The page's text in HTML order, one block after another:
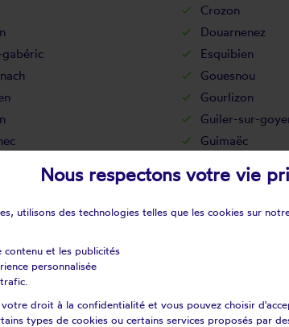
Crozon
Douarnenez
Esquibien
Gouesnou
Gourlizon
Guiler-sur-
Guimaëc
camfrout Huelgoat
Ile-tudy
plabennec
Landivisiau
Nous respectons votre vie
utilisons des technologies telles que les cookies sur
contenu et les publicités
personnalisée
votre droit à la confidentialité et vous pouvez choisir
types de cookies ou certains services proposés par